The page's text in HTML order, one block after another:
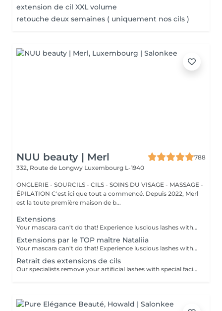
extension de cil XXL volume
retouche deux semaines ( uniquement nos cils )
NUU beauty | Merl
788
332, Route de Longwy Luxembourg L-1940
ONGLERIE - SOURCILS - CILS - SOINS DU VISAGE - MASSAGE -
ÉPILATION C'est ici que tout a commencé. Depuis 2022, Merl
est la toute première maison de b...
Extensions
Your mascara can't do that! Experience luscious lashes with our professional lash extensions. Each artificial lash is expertly applied to your natural lashes, creating a fuller, longer, and darker look. Volume options: choose from 1D to 5D for the perfect fullness. Personalised choices: discuss your preferences for curves and colours with our expert. What to expect: - eye area is cleaned - tape and patches protect the skin - extensions are applied to your natural lashes - lashes are dried for a secure hold - tape and patches are removed Post-care: avoid wetting lashes for 24 hours. Frequency: schedule every 3-4 weeks.
Extensions par le TOP maître Nataliia
Your mascara can't do that! Experience luscious lashes with our professional lash extensions. Each artificial lash is expertly applied to your natural lashes, creating a fuller, longer, and darker look. Volume options: choose from 1D to 5D for the perfect fullness. Personalised choices: discuss your preferences for curves and colours with our expert. Comfort focused: extensions are applied one eye at a time, with breaks as needed during the 2-hour process. What to expect: - eye area is cleaned - tape and patches protect the skin - extensions are applied to your natural lashes - lashes are dried for a secure hold - tape and patches are removed Post-care: avoid wetting lashes for 24 hours. Frequency: schedule every 3-4 weeks.
Retrait des extensions de cils
Our specialists remove your artificial lashes with special facilities.